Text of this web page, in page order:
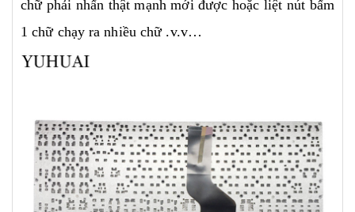
chữ phải nhấn thật mạnh mới được hoặc liệt nút bấm
1 chữ chạy ra nhiều chữ .v.v…